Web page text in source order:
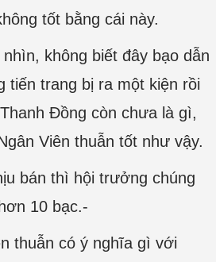
tốt bằng cái này.
không biết đây bạo dẫn
tiến trang bị ra một kiện rồi
Đồng còn chưa là gì,
Viên thuẫn tốt như vậy.
bán thì hội trưởng chúng
10 bạc.-
thuẫn có ý nghĩa gì với